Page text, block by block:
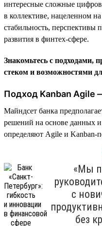
интересные сложные
в коллективе, нацеленном
стабильность, перспективы
развития в финтех-сфере.
Знакомьтесь с подходами,
стеком и возможностями
Подход Kanban Agile
Майндсет банка
решений на основе данных
определяют Agile и Kanban-
«Мы
с
без